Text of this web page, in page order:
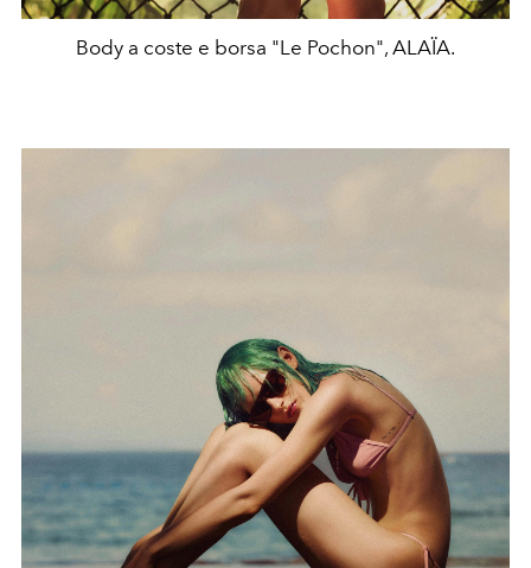
Body a coste e borsa "Le Pochon", ALAÏA.